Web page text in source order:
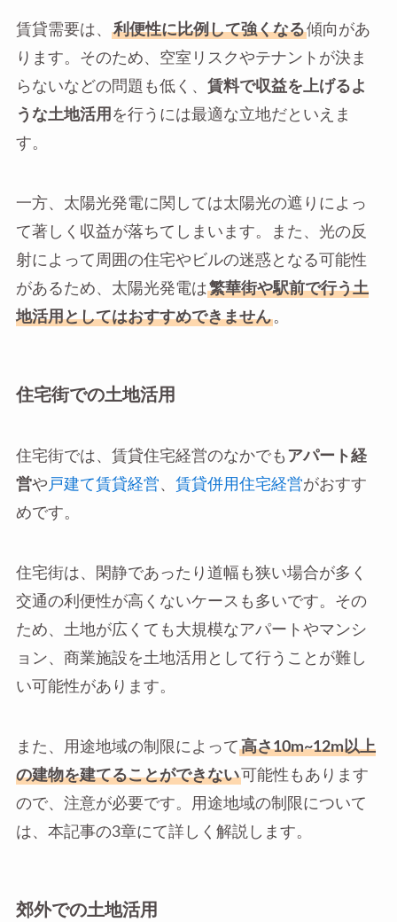
賃貸需要は、 利便性に比例して強くなる傾向があ
ります。そのため、空室リスクやテナントが決ま
らないなどの問題も低く、 賃料で収益を上げるよ
うな土地活用 を行うには最適な立地だといえま
す。
一方、太陽光発電に関しては太陽光の遮りによっ
て著しく収益が落ちてしまいます。また、光の反
射によって周囲の住宅やビルの迷惑となる可能性
があるため、太陽光発電は繁華街や駅前で行う土
地活用としてはおすすめできません。
住宅街での土地活用
住宅街では、賃貸住宅経営のなかでも アパート経
営や 戸建て賃貸経営、 賃貸併用住宅経営がおすす
めです。
住宅街は、閑静であったり道幅も狭い場合が多く
交通の利便性が高くないケースも多いです。その
ため、土地が広くても大規模なアパートやマンシ
ョン、商業施設を土地活用として行うことが難し
い可能性があります。
また、用途地域の制限によって 高さ10m~12m以上
の建物を建てることができない可能性もあります
ので、注意が必要です。用途地域の制限について
は、本記事の3章にて詳しく解説します。
郊外での土地活用